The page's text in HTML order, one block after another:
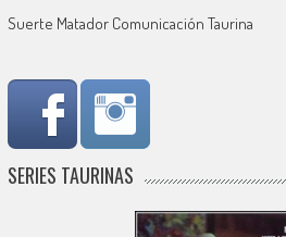
Suerte Matador Comunicación Taurina
SERIES TAURINAS